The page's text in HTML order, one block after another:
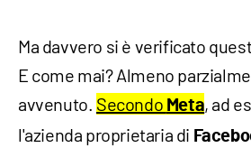
Ma davvero si è verificato
E come mai? Almeno
avvenuto. Secondo Meta, ad
l'azienda proprietaria di